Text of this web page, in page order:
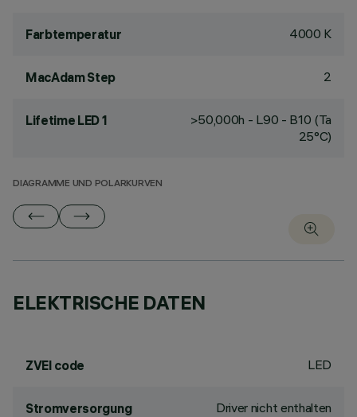
Farbtemperatur 4000 K
MacAdam Step 2
Lifetime LED 1
>50,000h - L90 - B10 (Ta
25°C)
DIAGRAMME UND POLARKURVEN
ELEKTRISCHE DATEN
ZVEI code LED
Stromversorgung Driver nicht enthalten